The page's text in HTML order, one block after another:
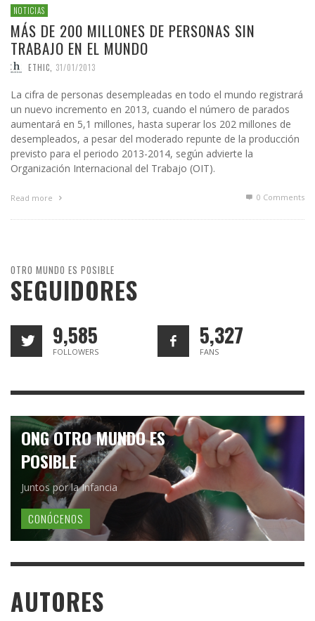
NOTICIAS
MÁS DE 200 MILLONES DE PERSONAS SIN
TRABAJO EN EL MUNDO
ETHIC 31/01/2013
La cifra de personas desempleadas en todo el mundo registrará
un nuevo incremento en 2013, cuando el número de parados
aumentará en 5,1 millones, hasta superar los 202 millones de
desempleados, a pesar del moderado repunte de la producción
previsto para el periodo 2013-2014, según advierte la
Organización Internacional del Trabajo (OIT).
Read more 0 Comments
OTRO MUNDO ES POSIBLE
SEGUIDORES
9,585
FOLLOWERS
5,327
FANS
ONG OTRO MUNDO ES
POSIBLE
Juntos por la Infancia
CONÓCENOS
AUTORES